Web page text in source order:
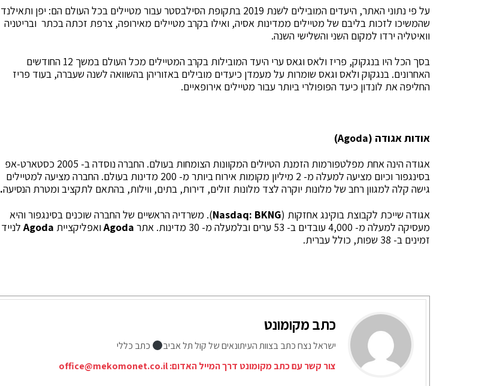
על פי נתוני האתר, היעדים המובילים לשנת 2019 בתקופת הסילבסטר עבור מטיילים בכל העולם הם: יפן ותאילנד
שהמשיכו לזכות בליבם של מטיילים ממדינות אסיה, ואילו בקרב מטיילים מאירופה, צרפת זכתה בכתר ובריטניה
וואיטליה ירדו למקום השני והשלישי השנה.
בסך הכל היו בנגקוק, פריז ולאס וגאס ערי היעד המובילות בקרב המטיילים מכל העולם במשך 12 החודשים
האחרונים. בנגקוק ולאס וגאס שומרות על מעמדן כיעדים מובילים באזוריהן בהשוואה לשנה שעברה, בעוד פריז
החליפה את לונדון כיעד הפופולרי ביותר עבור מטיילים אירופאיים.
אודות אגודה (Agoda)
אגודה הינה אחת מפלטפורמות הזמנת הטיולים המקוונות הצומחות בעולם. החברה נוסדה ב- 2005 כסטארט-אפ
בסינגפור וכיום מציעה למעלה מ- 2 מיליון מקומות אירוח ביותר מ- 200 מדינות בעולם. החברה מציעה למטיילים
גישה קלה למגוון רחב של מלונות יוקרה לצד מלונות זולים, דירות, בתים, ווילות, בהתאם לתקציב ומטרת הנסיעה.
אגודה שייכת לקבוצת בוקינג אחזקות (Nasdaq: BKNG). משרדיה הראשיים של החברה שוכנים בסינגפור והיא
מעסיקה למעלה מ- 4,000 עובדים ב- 53 ערים ובלמעלה מ- 30 מדינות. אתר
Agodaואפליקציית Agodaלנייד
זמינים ב- 38 שפות, כולל עברית.
כתב מקומונט
ישראל נצח כתב בצוות העיתונאים של קול תל אביב
כתב כללי
צור קשר עם כתב מקומונט דרך המייל האדום:office@mekomonet.co.il